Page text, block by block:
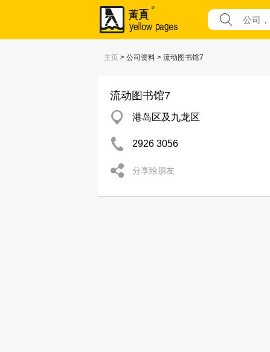
主页 > 公司资料 > 流动图书馆7
流动图书馆7
港岛区及九龙区
2926 3056
分享给朋友